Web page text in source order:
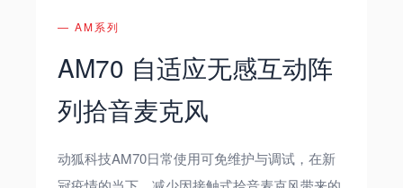
— AM系列
AM70 自适应无感互动阵
列拾音麦克风
动狐科技AM70日常使用可免维护与调试，在新